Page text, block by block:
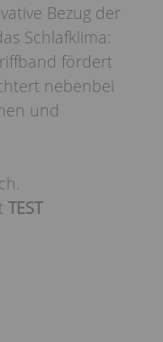
Bezug der
Schlafklima:
fördert
nebenbei
und
TEST